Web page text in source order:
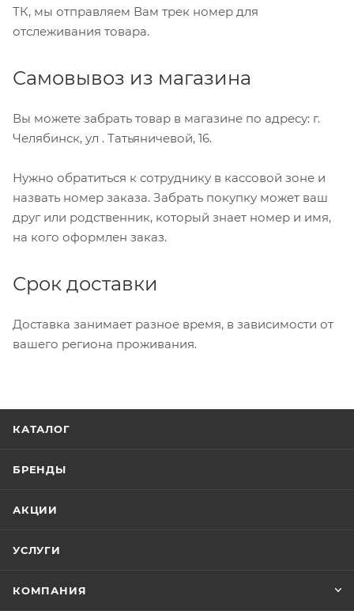
ТК, мы отправляем Вам трек номер для
отслеживания товара.
Самовывоз из магазина
Вы можете забрать товар в магазине по адресу: г.
Челябинск, ул . Татьяничевой, 16.
Нужно обратиться к сотруднику в кассовой зоне и
назвать номер заказа. Забрать покупку может ваш
друг или родственник, который знает номер и имя,
на кого оформлен заказ.
Срок доставки
Доставка занимает разное время, в зависимости от
вашего региона проживания.
КАТАЛОГ
БРЕНДЫ
АКЦИИ
УСЛУГИ
КОМПАНИЯ